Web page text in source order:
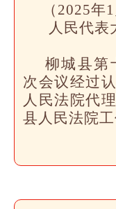
（2025
人民代表
柳城县第
次会议经过
人民法院代
县人民法院工